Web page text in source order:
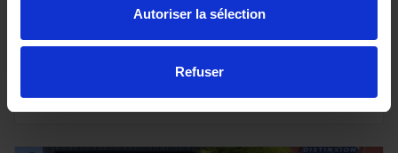
Autoriser la sélection
Refuser